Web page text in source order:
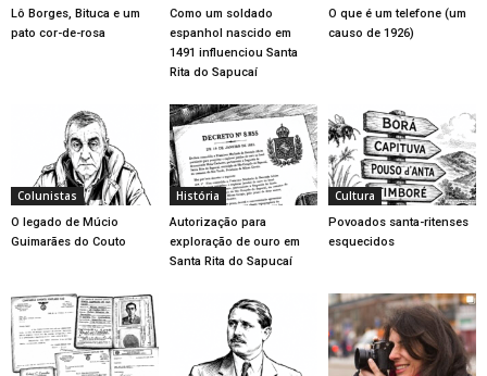
Lô Borges, Bituca e um
pato cor-de-rosa
Como um soldado
espanhol nascido em
1491 influenciou Santa
Rita do Sapucaí
O que é um telefone (um
causo de 1926)
Colunistas
O legado de Múcio
Guimarães do Couto
História
Autorização para
exploração de ouro em
Santa Rita do Sapucaí
Cultura
Povoados santa-ritenses
esquecidos